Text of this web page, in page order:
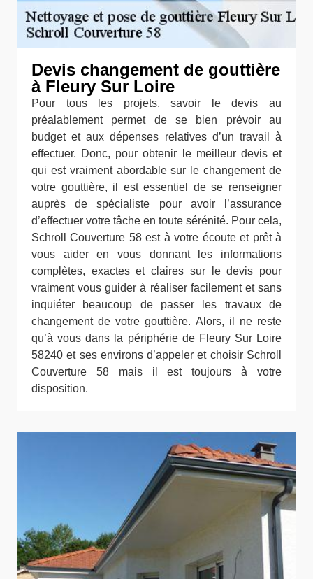
Devis changement de gouttière
à Fleury Sur Loire
Pour tous les projets, savoir le devis au
préalablement permet de se bien prévoir au
budget et aux dépenses relatives d’un travail à
effectuer. Donc, pour obtenir le meilleur devis et
qui est vraiment abordable sur le changement de
votre gouttière, il est essentiel de se renseigner
auprès de spécialiste pour avoir l’assurance
d’effectuer votre tâche en toute sérénité. Pour cela,
Schroll Couverture 58 est à votre écoute et prêt à
vous aider en vous donnant les informations
complètes, exactes et claires sur le devis pour
vraiment vous guider à réaliser facilement et sans
inquiéter beaucoup de passer les travaux de
changement de votre gouttière. Alors, il ne reste
qu’à vous dans la périphérie de Fleury Sur Loire
58240 et ses environs d’appeler et choisir Schroll
Couverture 58 mais il est toujours à votre
disposition.